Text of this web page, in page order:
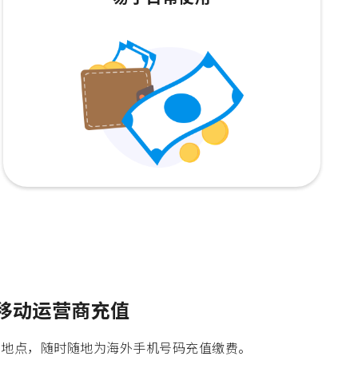
动运营商充值
点，随时随地为海外手机号码充值缴费。